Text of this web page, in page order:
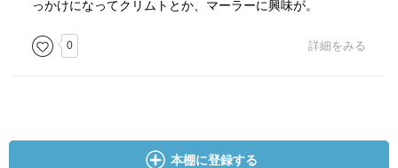
っかけになってクリムトとか、マーラーに興味が。
0 詳細をみる
本棚に登録する